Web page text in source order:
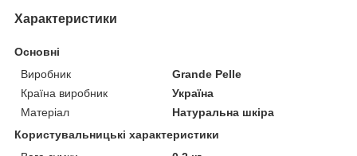
Характеристики
Основні
Виробник
Grande Pelle
Країна виробник
Україна
Матеріал
Натуральна шкіра
Користувальницькі характеристики